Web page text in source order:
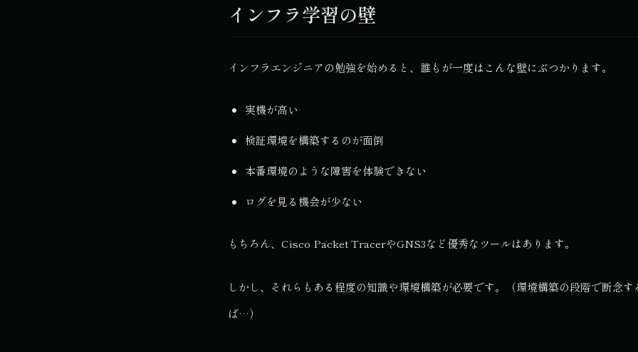
インフラ学習の壁
インフラエンジニアの勉強を始めると、誰もが一度はこんな壁にぶつかります。
実機が高い
検証環境を構築するのが面倒
本番環境のような障害を体験できない
ログを見る機会が少ない
もちろん、Cisco Packet TracerやGNS3など優秀なツールはあります。
しかし、それらもある程度の知識や環境構築が必要です。（環境構築の段階で断念す
ば…）